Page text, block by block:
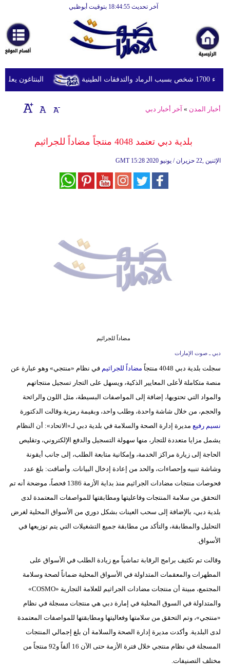
آخر تحديث 18:44:55 بتوقيت أبوظبي
أخبارعاجلة
رياضة
ثقافة
إقتصاد
وموسيقى
أزياء
إسلامية
علوم
وتكنولوجيا
بيئة
مدوَّنات
أبراج
فيديو
البنتاغون يعلن
أخبار المدن » آخر أخبار دبي
بلدية دبي تعتمد 4048 منتجاً مضاداً للجراثيم
GMT 15:28 2020 الإثنين ,22 حزيران / يونيو
مضاداً للجراثيم
دبي ـ صوت الإمارات
سجلت بلدية دبي 4048 منتجاً مضاداً للجراثيم في نظام «منتجي» وهو عبارة عن
منصة متكاملة لأعلى المعايير الذكية، ويسهل على التجار تسجيل منتجاتهم
والمواد التي تحتويها، إضافة إلى المواصفات البسيطة، مثل اللون والرائحة
والحجم، من خلال شاشة واحدة، وطلب واحد، وبقيمة رمزية.وقالت الدكتورة
نسيم رفيع مديرة إدارة الصحة والسلامة في بلدية دبي لـ«الاتحاد»: أن النظام
يشمل مزايا متعددة للتجار، منها سهولة التسجيل والدفع الإلكتروني، وتقليص
الحاجة إلى زيارة مراكز الخدمة، وإمكانية متابعة الطلب، إلى جانب أيقونة
وشاشة تنبيه وإحصاءات، والحد من إعادة إدخال البيانات. وأضافت: بلغ عدد
فحوصات منتجات مضادات الجراثيم منذ بداية الأزمة 1386 فحصاً، موضحة أنه تم
التحقق من سلامة المنتجات وفاعليتها ومطابقتها للمواصفات المعتمدة لدى
بلدية دبي، بالإضافة إلى سحب العينات بشكل دوري من الأسواق المحلية لغرض
التحليل والمطابقة، والتأكد من مطابقة جميع التشغيلات التي يتم توزيعها في
الأسواق.
وقالت تم تكثيف برامج الرقابة تماشياً مع زيادة الطلب في الأسواق على
المطهرات والمعقمات المتداولة في الأسواق المحلية ضماناً لصحة وسلامة
المجتمع، مبينة أن منتجات مضادات الجراثيم للعلامة التجارية «COSMO»
والمتداولة في السوق المحلية في إمارة دبي هي منتجات مسجلة في نظام
«منتجي»، وتم التحقق من سلامتها وفعاليتها ومطابقتها للمواصفات المعتمدة
لدى البلدية. وأكدت مديرة إدارة الصحة والسلامة أن بلغ إجمالي المنتجات
المسجلة في نظام منتجي خلال فترة الأزمة حتى الآن 16 ألفاً و92 منتجاً من
مختلف التصنيفات.